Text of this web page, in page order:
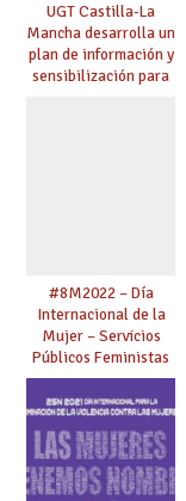
UGT Castilla-La
Mancha desarrolla un
plan de información y
sensibilización para
#8M2022 – Día
Internacional de la
Mujer – Servicios
Públicos Feministas
para Avanzar